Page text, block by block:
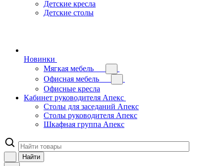
Детские кресла
Детские столы
Новинки
Мягкая мебель
Офисная мебель
Офисные кресла
Кабинет руководителя Апекс
Столы для заседаний Апекс
Столы руководителя Апекс
Шкафная группа Апекс
Найти